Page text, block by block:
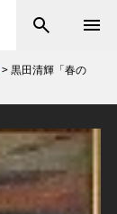
>黒田清輝「春の